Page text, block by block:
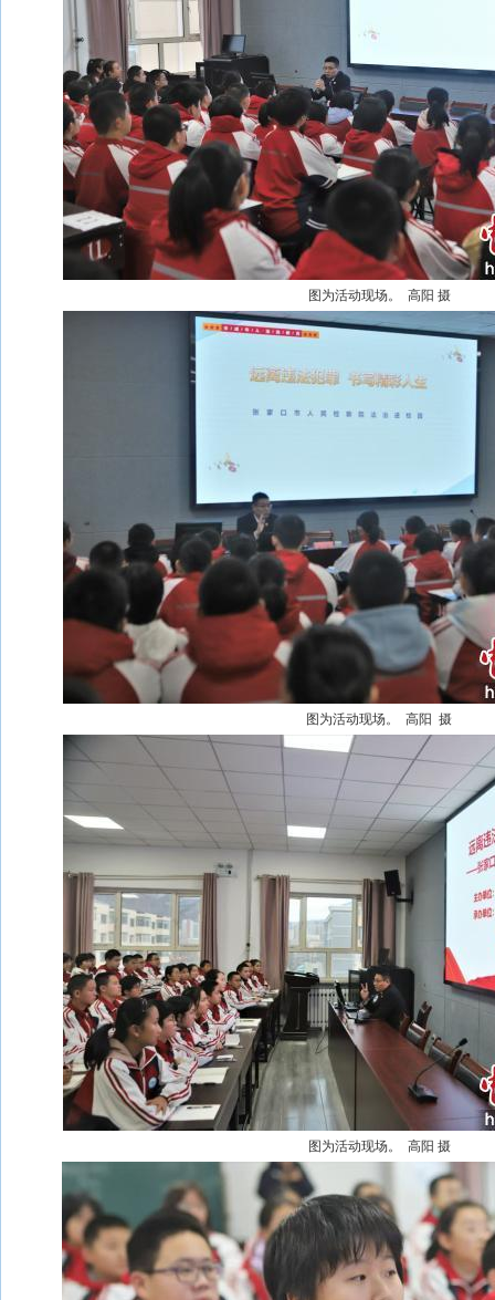
图为活动现场。 高阳 摄
图为活动现场。 高阳 摄
图为活动现场。 高阳 摄